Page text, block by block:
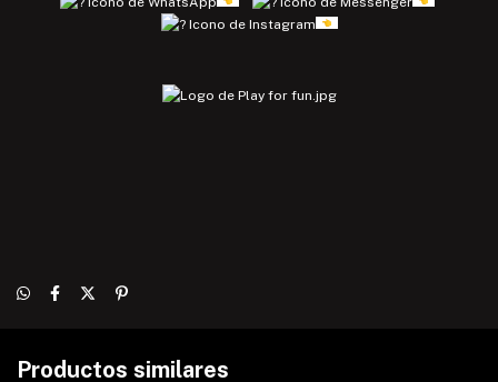
Productos similares